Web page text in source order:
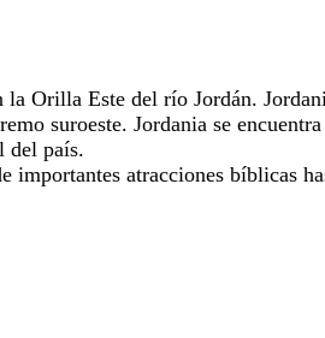
la Orilla Este del río Jordán.
suroeste. Jordania se
del país.
importantes atracciones bíblicas